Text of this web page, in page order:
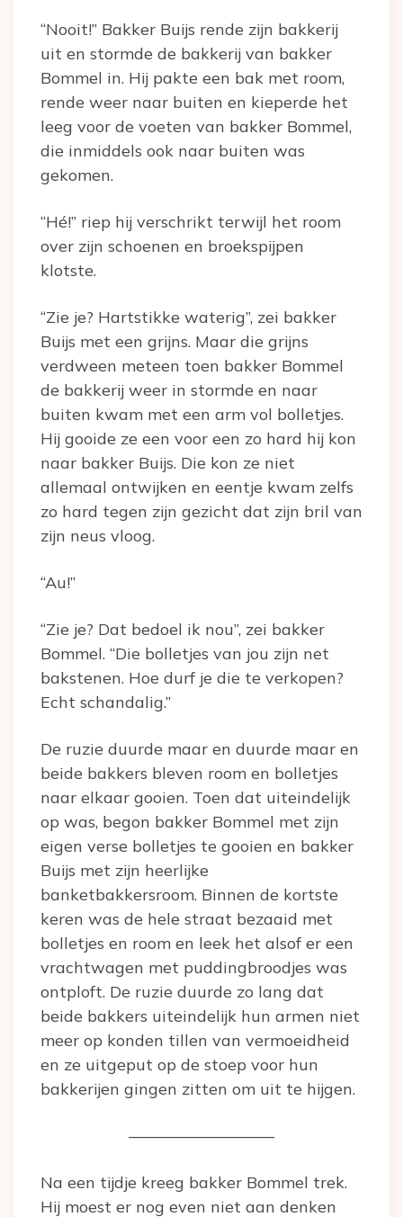
“Nooit!” Bakker Buijs rende zijn bakkerij
uit en stormde de bakkerij van bakker
Bommel in. Hij pakte een bak met room,
rende weer naar buiten en kieperde het
leeg voor de voeten van bakker Bommel,
die inmiddels ook naar buiten was
gekomen.
“Hé!” riep hij verschrikt terwijl het room
over zijn schoenen en broekspijpen
klotste.
“Zie je? Hartstikke waterig”, zei bakker
Buijs met een grijns. Maar die grijns
verdween meteen toen bakker Bommel
de bakkerij weer in stormde en naar
buiten kwam met een arm vol bolletjes.
Hij gooide ze een voor een zo hard hij kon
naar bakker Buijs. Die kon ze niet
allemaal ontwijken en eentje kwam zelfs
zo hard tegen zijn gezicht dat zijn bril van
zijn neus vloog.
“Au!”
“Zie je? Dat bedoel ik nou”, zei bakker
Bommel. “Die bolletjes van jou zijn net
bakstenen. Hoe durf je die te verkopen?
Echt schandalig.”
De ruzie duurde maar en duurde maar en
beide bakkers bleven room en bolletjes
naar elkaar gooien. Toen dat uiteindelijk
op was, begon bakker Bommel met zijn
eigen verse bolletjes te gooien en bakker
Buijs met zijn heerlijke
banketbakkersroom. Binnen de kortste
keren was de hele straat bezaaid met
bolletjes en room en leek het alsof er een
vrachtwagen met puddingbroodjes was
ontploft. De ruzie duurde zo lang dat
beide bakkers uiteindelijk hun armen niet
meer op konden tillen van vermoeidheid
en ze uitgeput op de stoep voor hun
bakkerijen gingen zitten om uit te hijgen.
—————————
Na een tijdje kreeg bakker Bommel trek.
Hij moest er nog even niet aan denken